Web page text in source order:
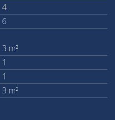
4
6
3 m²
1
1
3 m²